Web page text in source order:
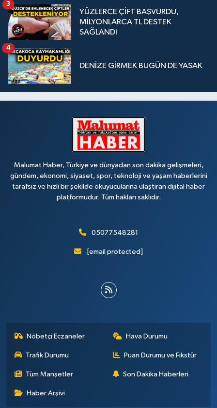
YÜZLERCE ÇİFT BAŞVURDU,
MİLYONLARCA TL DESTEK
SAĞLANDI
3
DENİZE GİRMEK BUGÜN DE YASAK
4
Malumat Haber, Türkiye ve dünyadan son dakika gelişmeleri,
gündem, ekonomi, siyaset, spor, teknoloji ve yaşam haberlerini
tarafsız ve hızlı bir şekilde okuyucularına ulaştıran dijital haber
platformudur. Tüm hakları saklıdır.
05077548281
[email protected]
Nöbetçi Eczaneler Hava Durumu
Trafik Durumu Puan Durumu ve Fikstür
Tüm Manşetler Son Dakika Haberleri
Haber Arşivi